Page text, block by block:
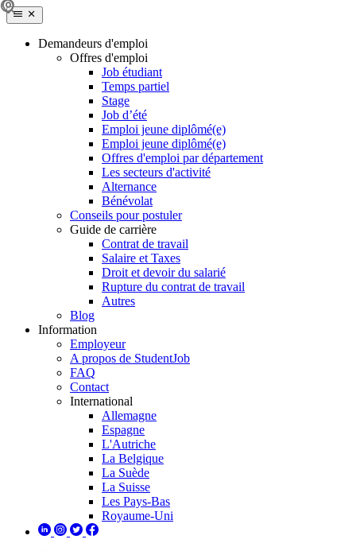
Demandeurs d'emploi
Offres d'emploi
Job étudiant
Temps partiel
Stage
Job d’été
Emploi jeune diplômé(e)
Emploi jeune diplômé(e)
Offres d'emploi par département
Les secteurs d'activité
Alternance
Bénévolat
Conseils pour postuler
Guide de carrière
Contrat de travail
Salaire et Taxes
Droit et devoir du salarié
Rupture du contrat de travail
Autres
Blog
Information
Employeur
A propos de StudentJob
FAQ
Contact
International
Allemagne
Espagne
L'Autriche
La Belgique
La Suède
La Suisse
Les Pays-Bas
Royaume-Uni